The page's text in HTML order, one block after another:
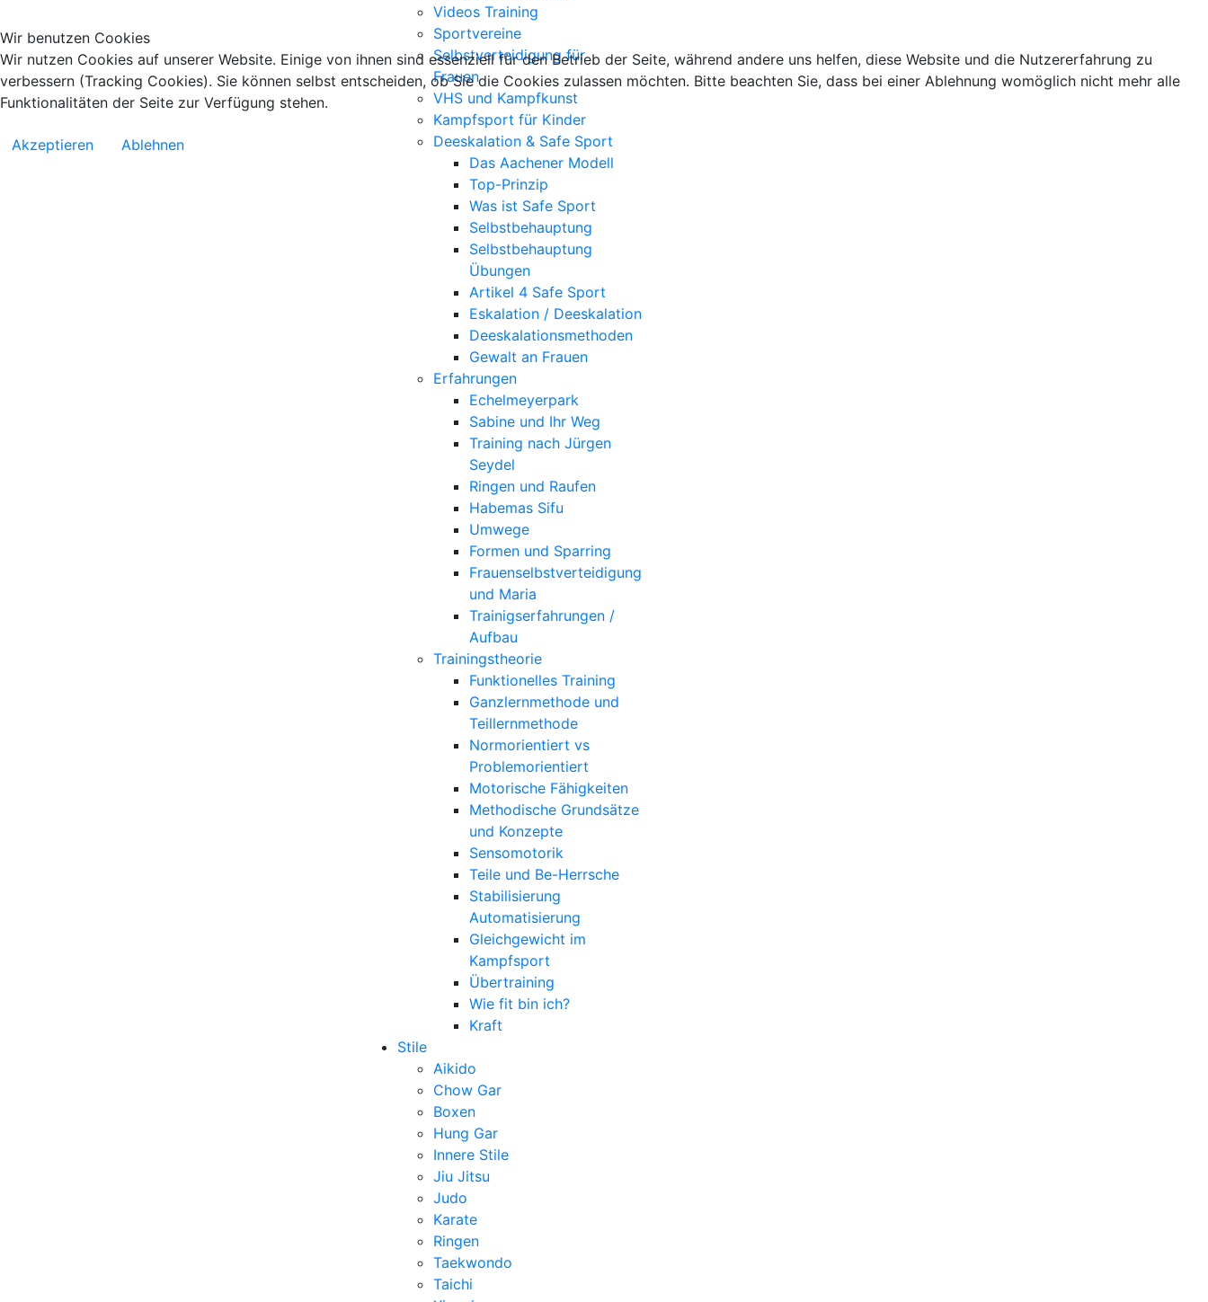
Videos Training
Sportvereine
Selbstverteidigung für
Frauen
VHS und Kampfkunst
Kampfsport für Kinder
Deeskalation & Safe Sport
Das Aachener Modell
Top-Prinzip
Was ist Safe Sport
Selbstbehauptung
Selbstbehauptung
Übungen
Artikel 4 Safe Sport
Eskalation / Deeskalation
Deeskalationsmethoden
Gewalt an Frauen
Erfahrungen
Echelmeyerpark
Sabine und Ihr Weg
Training nach Jürgen
Seydel
Ringen und Raufen
Habemas Sifu
Umwege
Formen und Sparring
Frauenselbstverteidigung
und Maria
Trainigserfahrungen /
Aufbau
Trainingstheorie
Funktionelles Training
Ganzlernmethode und
Teillernmethode
Normorientiert vs
Problemorientiert
Motorische Fähigkeiten
Methodische Grundsätze
und Konzepte
Sensomotorik
Teile und Be-Herrsche
Stabilisierung
Automatisierung
Gleichgewicht im
Kampfsport
Übertraining
Wie fit bin ich?
Kraft
Stile
Aikido
Chow Gar
Boxen
Hung Gar
Innere Stile
Jiu Jitsu
Judo
Karate
Ringen
Taekwondo
Taichi
Wir benutzen Cookies
Wir nutzen Cookies auf unserer Website. Einige von ihnen sind essenziell für den Betrieb der Seite, während andere uns helfen, diese Website und die Nutzererfahrung zu
verbessern (Tracking Cookies). Sie können selbst entscheiden, ob Sie die Cookies zulassen möchten. Bitte beachten Sie, dass bei einer Ablehnung womöglich nicht mehr alle
Funktionalitäten der Seite zur Verfügung stehen.
Akzeptieren Ablehnen